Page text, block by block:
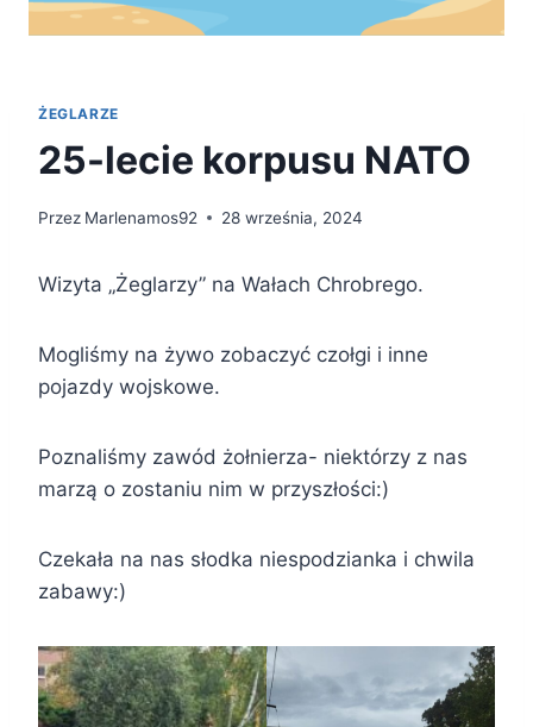
ŻEGLARZE
25-lecie korpusu NATO
Przez Marlenamos92 28 września, 2024
Wizyta „Żeglarzy” na Wałach Chrobrego.
Mogliśmy na żywo zobaczyć czołgi i inne
pojazdy wojskowe.
Poznaliśmy zawód żołnierza- niektórzy z nas
marzą o zostaniu nim w przyszłości:)
Czekała na nas słodka niespodzianka i chwila
zabawy:)